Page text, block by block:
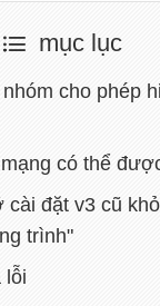
mục lục
cho phép
có thể
cài đặt v3 cũ
trình"
lỗi